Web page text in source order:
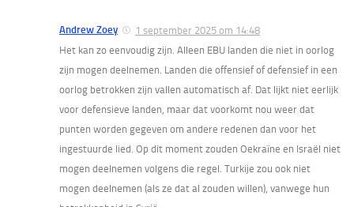
Andrew Zoey
1 september 2025 om 14:48
Het kan zo eenvoudig zijn. Alleen EBU landen die niet in oorlog
zijn mogen deelnemen. Landen die offensief of defensief in een
oorlog betrokken zijn vallen automatisch af. Dat lijkt niet eerlijk
voor defensieve landen, maar dat voorkomt nou weer dat
punten worden gegeven om andere redenen dan voor het
ingestuurde lied. Op dit moment zouden Oekraïne en Israël niet
mogen deelnemen volgens die regel. Turkije zou ook niet
mogen deelnemen (als ze dat al zouden willen), vanwege hun